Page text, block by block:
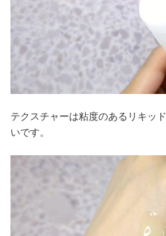
テクスチャーは粘度のあるリキッ
いです。